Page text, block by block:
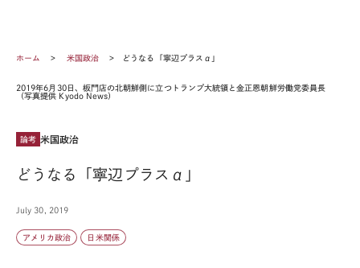
ホーム 米国政治 どうなる「寧辺プラスα」
2019年6月30日、板門店の北朝鮮側に立つトランプ大統領と金正恩朝鮮労働党委員長
（写真提供 Kyodo News）
論考 米国政治
どうなる「寧辺プラスα」
July 30, 2019
アメリカ政治 日米関係